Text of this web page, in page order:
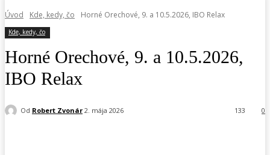
Úvod Kde, kedy, čo Horné Orechové, 9. a 10.5.2026, IBO Relax
Kde, kedy, čo
Horné Orechové, 9. a 10.5.2026,
IBO Relax
Od Robert Zvonár 2. mája 2026 0
133